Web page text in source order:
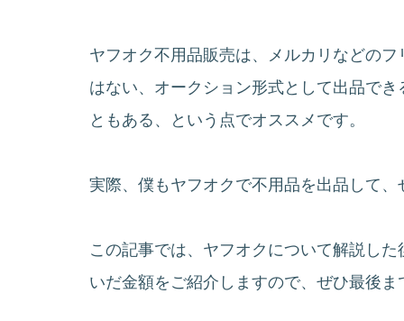
ヤフオク不用品販売は、メルカリなどの
はない、オークション形式として出品で
ともある、という点でオススメです。
実際、僕もヤフオクで不用品を出品して
この記事では、ヤフオクについて解説し
いだ金額をご紹介しますので、ぜひ最後